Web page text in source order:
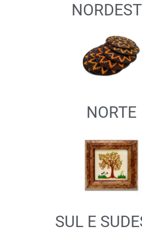
NORTE
SUL E